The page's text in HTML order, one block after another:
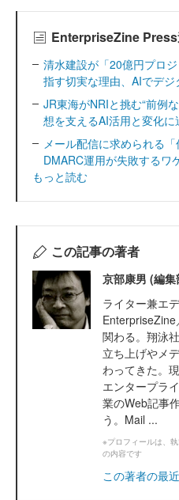
EnterpriseZine
清水建設が「20億円プロ
指す切実な理由、AIでデ
JR東海がNRIと挑む“前例
想を支えるAI活用と変化に
メール配信に求められる
DMARC運用が失敗するワ
もっと読む
この記事の著者
京部康男 (編集
ライター兼エ
関わる。翔泳
立ち上げやメ
わってきた。
エンタープラ
業のWeb記事
う。Mail ...
※プロフィールは、
の内容です
この著者の最